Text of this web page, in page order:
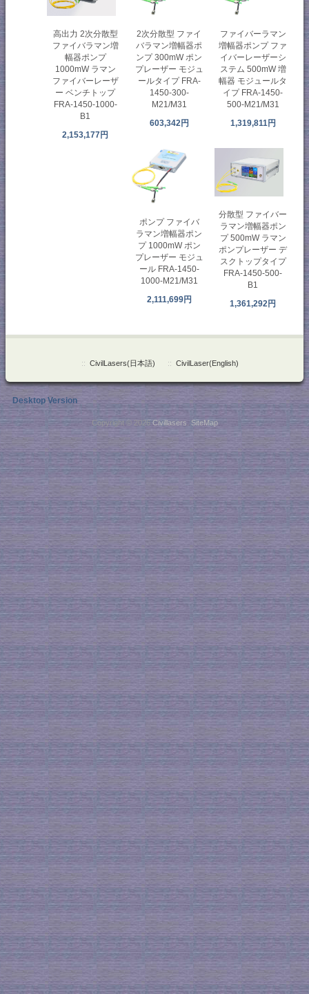
高出力 2次分散型
ファイバラマン増
幅器ポンプ
1000mW ラマン
ファイバーレーザ
ー ベンチトップ
FRA-1450-1000-
B1
2,153,177円
2次分散型 ファイ
バラマン増幅器ポ
ンプ 300mW ポン
プレーザー モジュ
ールタイプ FRA-
1450-300-
M21/M31
603,342円
ファイバーラマン
増幅器ポンプ ファ
イバーレーザーシ
ステム 500mW 増
幅器 モジュールタ
イプ FRA-1450-
500-M21/M31
1,319,811円
ポンプ ファイバ
ラマン増幅器ポン
プ 1000mW ポン
プレーザー モジュ
ール FRA-1450-
1000-M21/M31
2,111,699円
分散型 ファイバー
ラマン増幅器ポン
プ 500mW ラマン
ポンプレーザー デ
スクトップタイプ
FRA-1450-500-
B1
1,361,292円
:: CivilLasers(日本語) :: CivilLaser(English)
Desktop Version
Copyright © 2026Civillasers. SiteMap